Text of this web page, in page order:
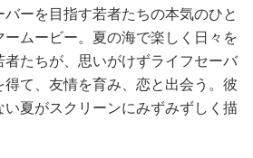
ーを目指す若者たちの本気のひと
ムービー。夏の海で楽しく日々を
たちが、思いがけずライフセーバ
て、友情を育み、恋と出会う。彼
い夏がスクリーンにみずみずしく描